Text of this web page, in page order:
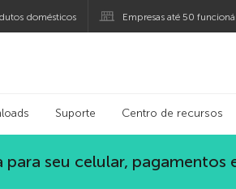
domésticos Empresas até 50
Kaspersky
Suporte Centro de recursos
seu celular, pagamentos